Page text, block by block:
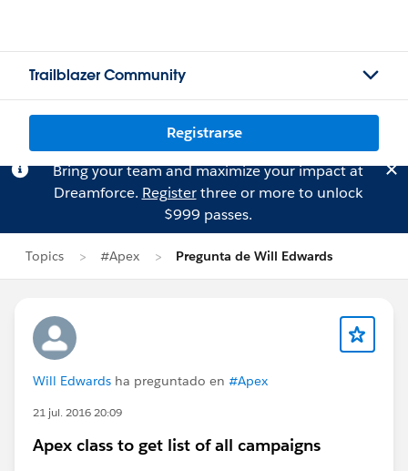
Trailblazer Community
Registrarse
Bring your team and maximize your impact at
Dreamforce. Registerthree or more to unlock
$999 passes.
Topics #Apex Pregunta de Will Edwards
Will Edwards ha preguntado en #Apex
21 jul. 2016 20:09
Apex class to get list of all campaigns